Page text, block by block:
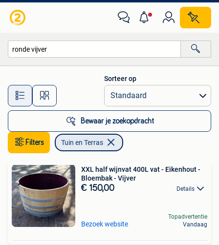
Alle afstanden…
Sorteer op
Bewaar je zoekopdracht
Filters Tuin en Terras
XXL half wijnvat 400L vat - Eikenhout -
Bloembak - Vijver
€ 150,00 Details
Bezoek website
Topadvertentie
Vandaag